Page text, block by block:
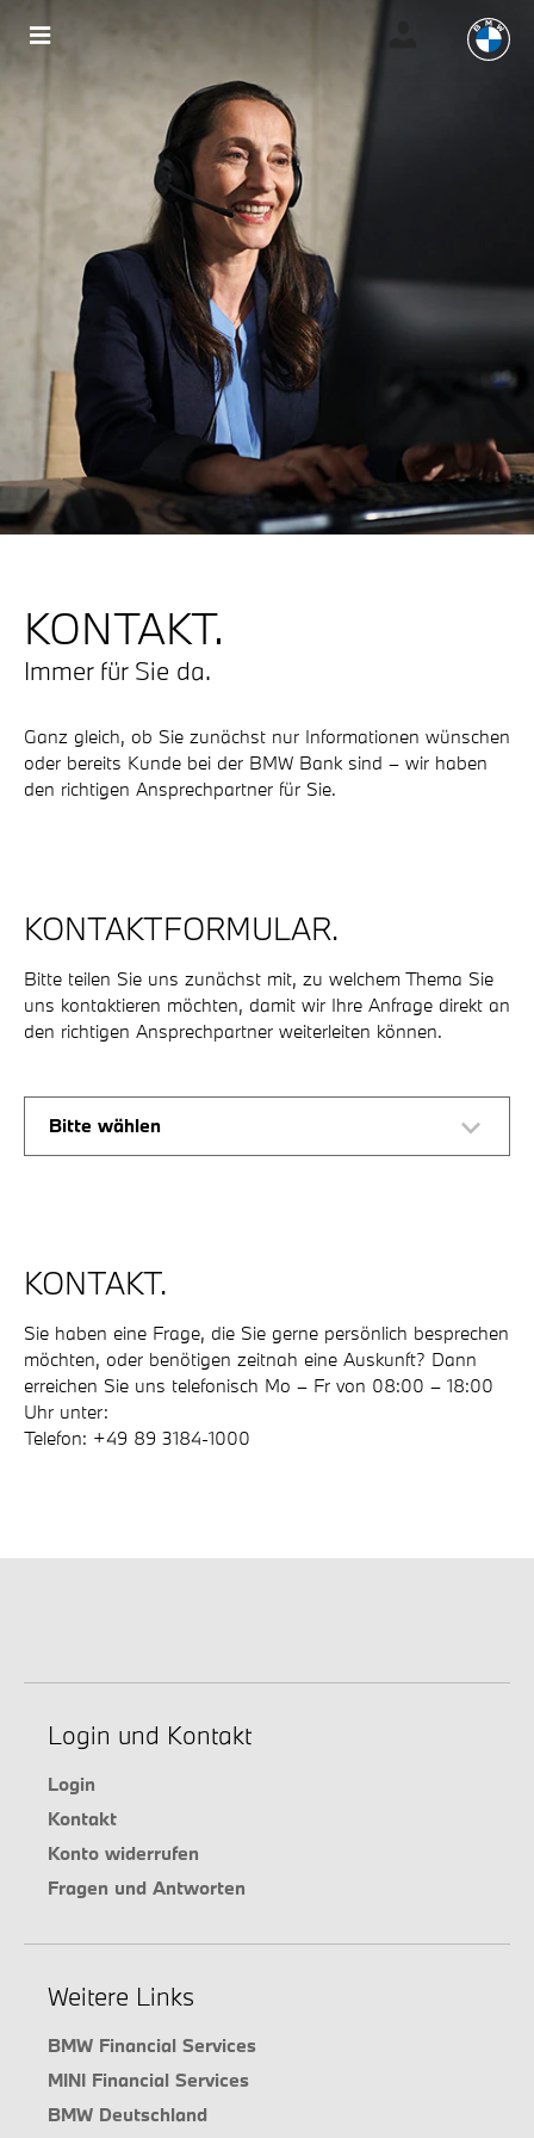
KONTAKT.
Immer für Sie da.
Ganz gleich, ob Sie zunächst nur Informationen wünschen
oder bereits Kunde bei der BMW Bank sind – wir haben
den richtigen Ansprechpartner für Sie.
KONTAKTFORMULAR.
Bitte teilen Sie uns zunächst mit, zu welchem Thema Sie
uns kontaktieren möchten, damit wir Ihre Anfrage direkt an
den richtigen Ansprechpartner weiterleiten können.
Bitte wählen
KONTAKT.
Sie haben eine Frage, die Sie gerne persönlich besprechen
möchten, oder benötigen zeitnah eine Auskunft? Dann
erreichen Sie uns telefonisch Mo – Fr von 08:00 – 18:00
Uhr unter:
Telefon: +49 89 3184-1000
Login und Kontakt
Login
Kontakt
Konto widerrufen
Fragen und Antworten
Weitere Links
BMW Financial Services
MINI Financial Services
BMW Deutschland